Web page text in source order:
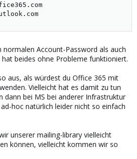
Account-Password als auch
beides ohne Probleme funktioniert.
aus, als würdest du Office 365 mit
Vielleicht hat es damit zu tun
dann bei MS bei anderer Infrastruktur
hoc natürlich leider nicht so einfach
unserer mailing-library vielleicht
können, vielleicht kommen wir so